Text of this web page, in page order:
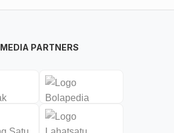
MEDIA PARTNERS